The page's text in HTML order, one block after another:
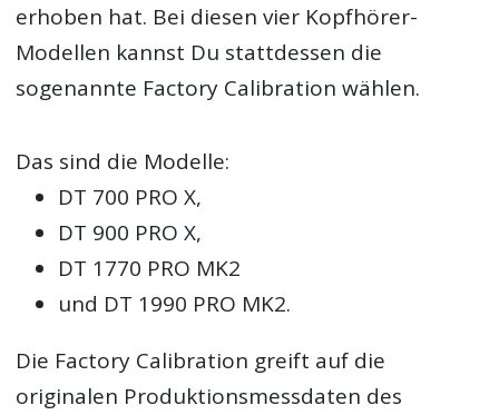
erhoben hat. Bei diesen vier Kopfhörer-
Modellen kannst Du stattdessen die
sogenannte Factory Calibration wählen.
Das sind die Modelle:
DT 700 PRO X,
DT 900 PRO X,
DT 1770 PRO MK2
und DT 1990 PRO MK2.
Die Factory Calibration greift auf die
originalen Produktionsmessdaten des